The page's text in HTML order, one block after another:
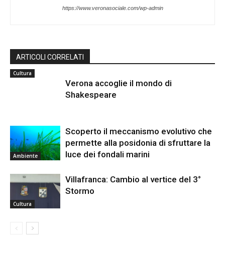
https://www.veronasociale.com/wp-admin
ARTICOLI CORRELATI
Cultura
Verona accoglie il mondo di
Shakespeare
Ambiente
Scoperto il meccanismo evolutivo che
permette alla posidonia di sfruttare la
luce dei fondali marini
Cultura
Villafranca: Cambio al vertice del 3°
Stormo